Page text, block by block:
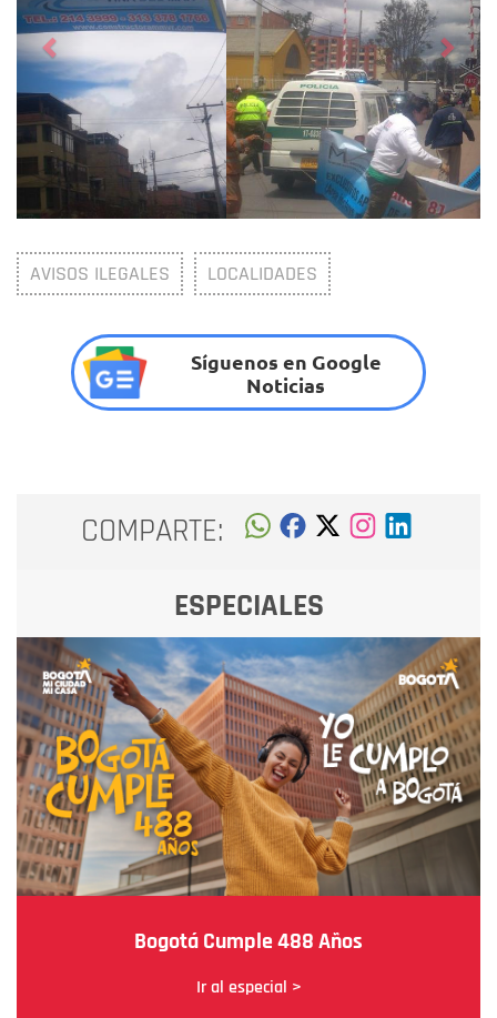
AVISOS ILEGALES LOCALIDADES
Síguenos en Google
Noticias
COMPARTE:
ESPECIALES
Bogotá Cumple 488 Años
Ir al especial >